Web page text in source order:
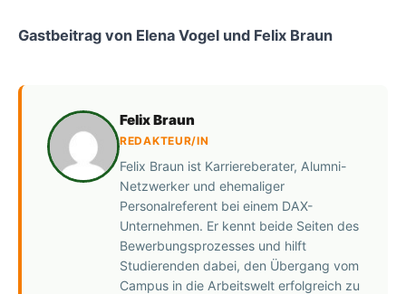
Gastbeitrag von Elena Vogel und Felix Braun
Felix Braun
REDAKTEUR/IN
Felix Braun ist Karriereberater, Alumni-
Netzwerker und ehemaliger
Personalreferent bei einem DAX-
Unternehmen. Er kennt beide Seiten des
Bewerbungsprozesses und hilft
Studierenden dabei, den Übergang vom
Campus in die Arbeitswelt erfolgreich zu